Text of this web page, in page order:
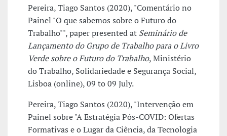
Pereira, Tiago Santos (2020), "Comentário no
Painel "O que sabemos sobre o Futuro do
Trabalho"", paper presented at Seminário de
Lançamento do Grupo de Trabalho para o Livro
Verde sobre o Futuro do Trabalho, Ministério
do Trabalho, Solidariedade e Segurança Social,
Lisboa (online), 09 to 09 July.
Pereira, Tiago Santos (2020), "Intervenção em
Painel sobre "A Estratégia Pós-COVID: Ofertas
Formativas e o Lugar da Ciência, da Tecnologia